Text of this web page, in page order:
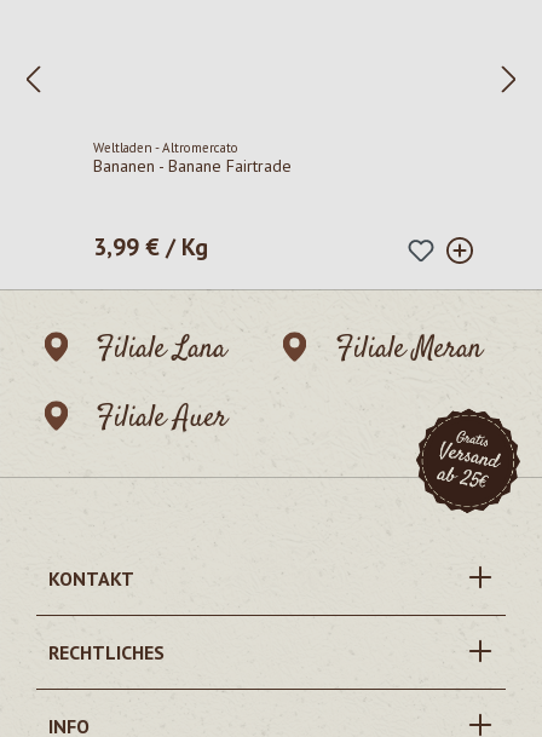
Weltladen - Altromercato
Bananen - Banane Fairtrade
Regulärer Preis:
3,99 € / Kg
Filiale Lana
Filiale Meran
Filiale Auer
KONTAKT
RECHTLICHES
INFO